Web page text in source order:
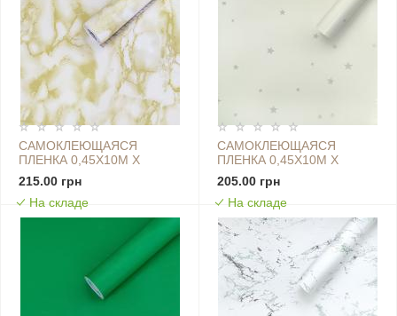
САМОКЛЕЮЩАЯСЯ
ПЛЕНКА 0,45Х10М Х
0,07ММ ЖЕЛТЫЙ
МРАМОР SW-00000816
215.00 грн
На складе
САМОКЛЕЮЩАЯСЯ
ПЛЕНКА 0,45Х10М Х
0,07ММ ЗВЕЗДЫ SW-
00001258
205.00 грн
На складе